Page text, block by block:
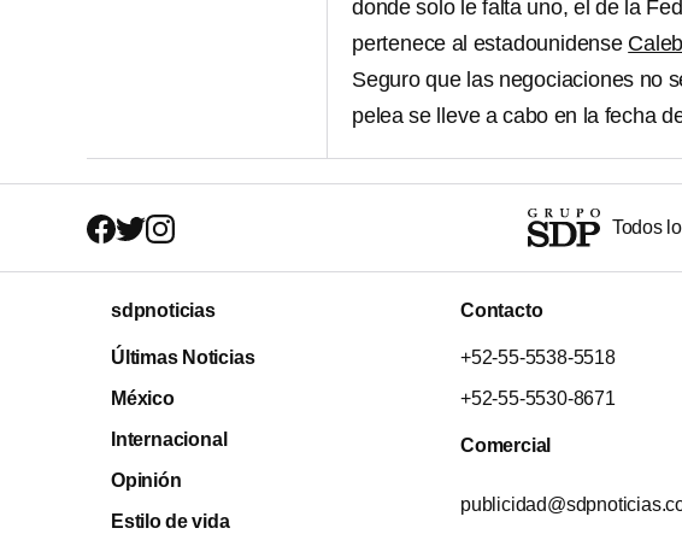
donde solo le falta uno, el de la
pertenece al estadounidense
Seguro que las negociaciones no
pelea se lleve a cabo en la fecha
Todos
sdpnoticias
Últimas Noticias
México
Internacional
Opinión
Estilo de vida
Contacto
+52-55-5538-5518
+52-55-5530-8671
Comercial